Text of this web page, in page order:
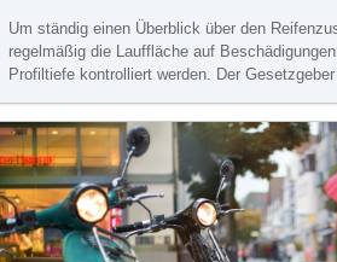
Um ständig einen Überblick über den
regelmäßig die Lauffläche auf
Profiltiefe kontrolliert werden. Der